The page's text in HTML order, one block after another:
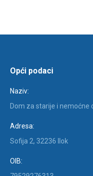
Opći podaci
Naziv:
Dom za starije i nemoćne
Adresa:
Sofija 2, 32236 Ilok
OIB: